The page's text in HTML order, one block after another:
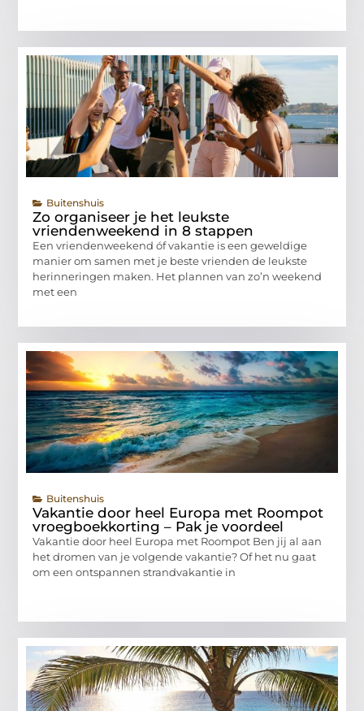
Buitenshuis
Zo organiseer je het leukste
vriendenweekend in 8 stappen
Een vriendenweekend óf vakantie is een geweldige
manier om samen met je beste vrienden de leukste
herinneringen maken. Het plannen van zo’n weekend
met een
Buitenshuis
Vakantie door heel Europa met Roompot
vroegboekkorting – Pak je voordeel
Vakantie door heel Europa met Roompot Ben jij al aan
het dromen van je volgende vakantie? Of het nu gaat
om een ontspannen strandvakantie in